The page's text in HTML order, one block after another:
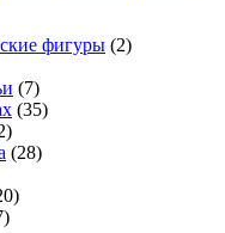
фигуры (2)
(7)
(35)
(28)